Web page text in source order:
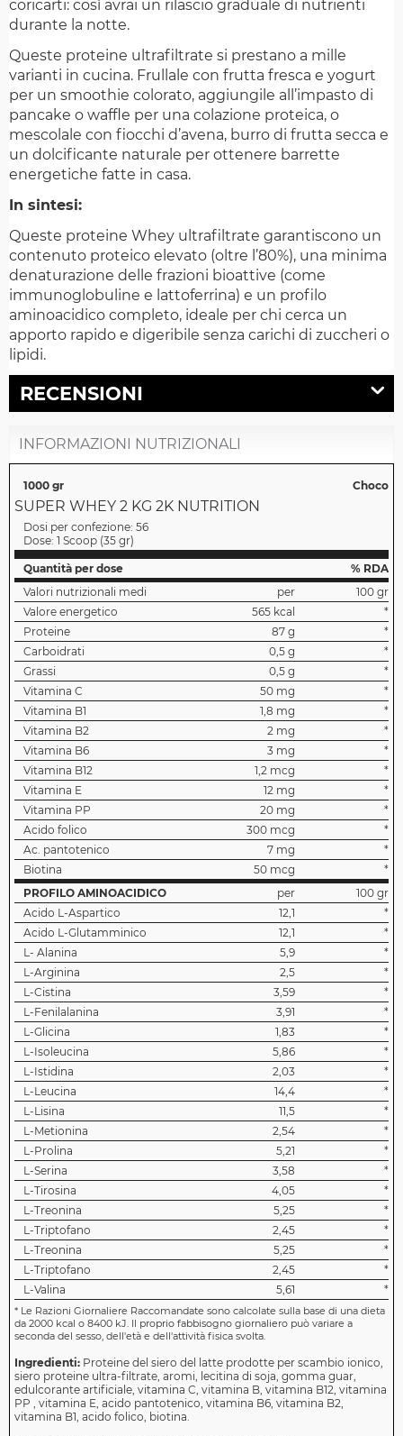
coricarti: così avrai un rilascio graduale di nutrienti
durante la notte.
Queste proteine ultrafiltrate si prestano a mille
varianti in cucina. Frullale con frutta fresca e yogurt
per un smoothie colorato, aggiungile all’impasto di
pancake o waffle per una colazione proteica, o
mescolale con fiocchi d’avena, burro di frutta secca e
un dolcificante naturale per ottenere barrette
energetiche fatte in casa.
In sintesi:
Queste proteine Whey ultrafiltrate garantiscono un
contenuto proteico elevato (oltre l’80%), una minima
denaturazione delle frazioni bioattive (come
immunoglobuline e lattoferrina) e un profilo
aminoacidico completo, ideale per chi cerca un
apporto rapido e digeribile senza carichi di zuccheri o
lipidi.
RECENSIONI
INFORMAZIONI NUTRIZIONALI
1000 gr Choco
SUPER WHEY 2 KG 2K NUTRITION
Dosi per confezione: 56
Dose: 1 Scoop (35 gr)
Quantità per dose
% RDA
Valori nutrizionali medi
per
100 gr
Valore energetico
565 kcal
*
Proteine
87 g
*
Carboidrati
0,5 g
*
Grassi
0,5 g
*
Vitamina C
50 mg
*
Vitamina B1
1,8 mg
*
Vitamina B2
2 mg
*
Vitamina B6
3 mg
*
Vitamina B12
1,2 mcg
*
Vitamina E
12 mg
*
Vitamina PP
20 mg
*
Acido folico
300 mcg
*
Ac. pantotenico
7 mg
*
Biotina
50 mcg
*
PROFILO AMINOACIDICO
per
100 gr
Acido L-Aspartico
12,1
*
Acido L-Glutamminico
12,1
*
L- Alanina
5,9
*
L-Arginina
2,5
*
L-Cistina
3,59
*
L-Fenilalanina
3,91
*
L-Glicina
1,83
*
L-Isoleucina
5,86
*
L-Istidina
2,03
*
L-Leucina
14,4
*
L-Lisina
11,5
*
L-Metionina
2,54
*
L-Prolina
5,21
*
L-Serina
3,58
*
L-Tirosina
4,05
*
L-Treonina
5,25
*
L-Triptofano
2,45
*
L-Treonina
5,25
*
L-Triptofano
2,45
*
L-Valina
5,61 *
* Le Razioni Giornaliere Raccomandate sono calcolate sulla base di una dieta
da 2000 kcal o 8400 kJ. Il proprio fabbisogno giornaliero può variare a
seconda del sesso, dell'età e dell'attività fisica svolta.
Ingredienti: Proteine del siero del latte prodotte per scambio ionico,
siero proteine ultra-filtrate, aromi, lecitina di soja, gomma guar,
edulcorante artificiale, vitamina C, vitamina B, vitamina B12, vitamina
PP , vitamina E, acido pantotenico, vitamina B6, vitamina B2,
vitamina B1, acido folico, biotina.